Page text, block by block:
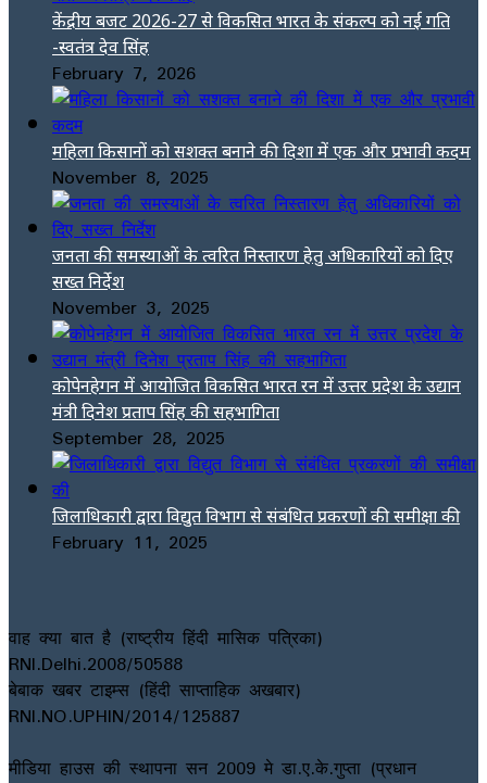
केंद्रीय बजट 2026-27 से विकसित भारत के संकल्प को नई गति
-स्वतंत्र देव सिंह
February 7, 2026
महिला किसानों को सशक्त बनाने की दिशा में एक और प्रभावी कदम
November 8, 2025
जनता की समस्याओं के त्वरित निस्तारण हेतु अधिकारियों को दिए
सख्त निर्देश
November 3, 2025
कोपेनहेगन में आयोजित विकसित भारत रन में उत्तर प्रदेश के उद्यान
मंत्री दिनेश प्रताप सिंह की सहभागिता
September 28, 2025
जिलाधिकारी द्वारा विद्युत विभाग से संबंधित प्रकरणों की समीक्षा की
February 11, 2025
वाह क्या बात है (राष्ट्रीय हिंदी मासिक पत्रिका)
RNI.Delhi.2008/50588
बेबाक खबर टाइम्स (हिंदी साप्ताहिक अखबार)
RNI.NO.UPHIN/2014/125887
मीडिया हाउस की स्थापना सन 2009 मे डा.ए.के.गुप्ता (प्रधान